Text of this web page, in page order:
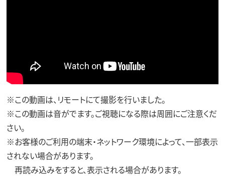
※この動画は、リモートにて撮影を行いました。
※この動画は音がでます。ご視聴になる際は周囲にご注意くだ
さい。
※お客様のご利用の端末・ネットワーク環境によって、一部表示
されない場合があります。
再読み込みをすると、表示される場合があります。